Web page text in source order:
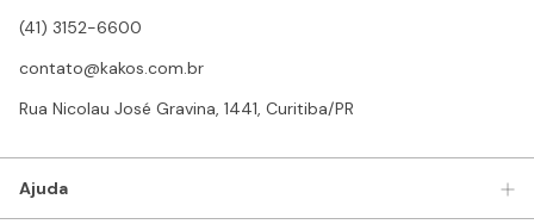
(41) 3152-6600
contato@kakos.com.br
Rua Nicolau José Gravina, 1441, Curitiba/PR
Ajuda